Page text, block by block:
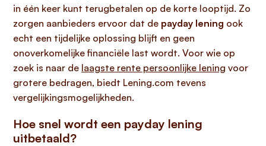
in één keer kunt terugbetalen op de korte looptijd. Zo
zorgen aanbieders ervoor dat de payday lening ook
echt een tijdelijke oplossing blijft en geen
onoverkomelijke financiële last wordt. Voor wie op
zoek is naar de laagste rente persoonlijke lening voor
grotere bedragen, biedt Lening.com tevens
vergelijkingsmogelijkheden.
Hoe snel wordt een payday lening
uitbetaald?